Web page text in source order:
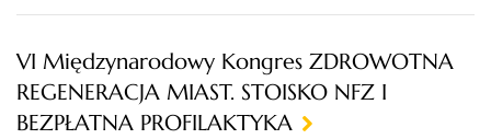
VI Międzynarodowy Kongres ZDROWOTNA
REGENERACJA MIAST. STOISKO NFZ I
BEZPŁATNA PROFILAKTYKA